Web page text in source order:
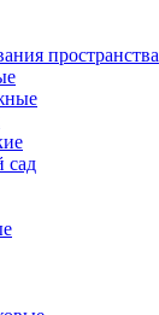
пространства
сад